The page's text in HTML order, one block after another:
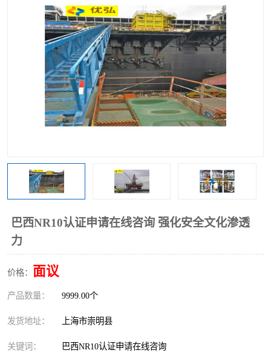
巴西NR10认证申请在线咨询 强化安全文化渗透
力
价格： 面议
产品数量： 9999.00个
发货地址： 上海市崇明县
关键词： 巴西NR10认证申请在线咨询